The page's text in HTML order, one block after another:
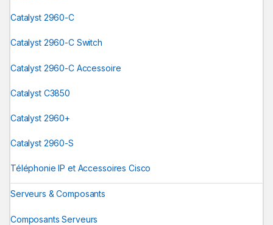
Catalyst 2960-C
Catalyst 2960-C Switch
Catalyst 2960-C Accessoire
Catalyst C3850
Catalyst 2960+
Catalyst 2960-S
Téléphonie IP et Accessoires Cisco
Serveurs & Composants
Composants Serveurs